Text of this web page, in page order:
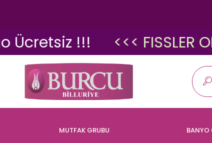
!!! <<< FISSLER
MUTFAK GRUBU BANYO